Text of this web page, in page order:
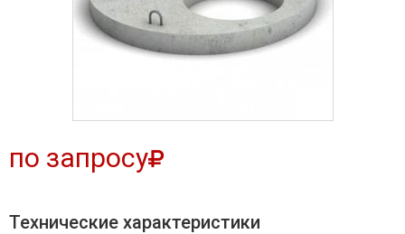
по запросу
Технические характеристики